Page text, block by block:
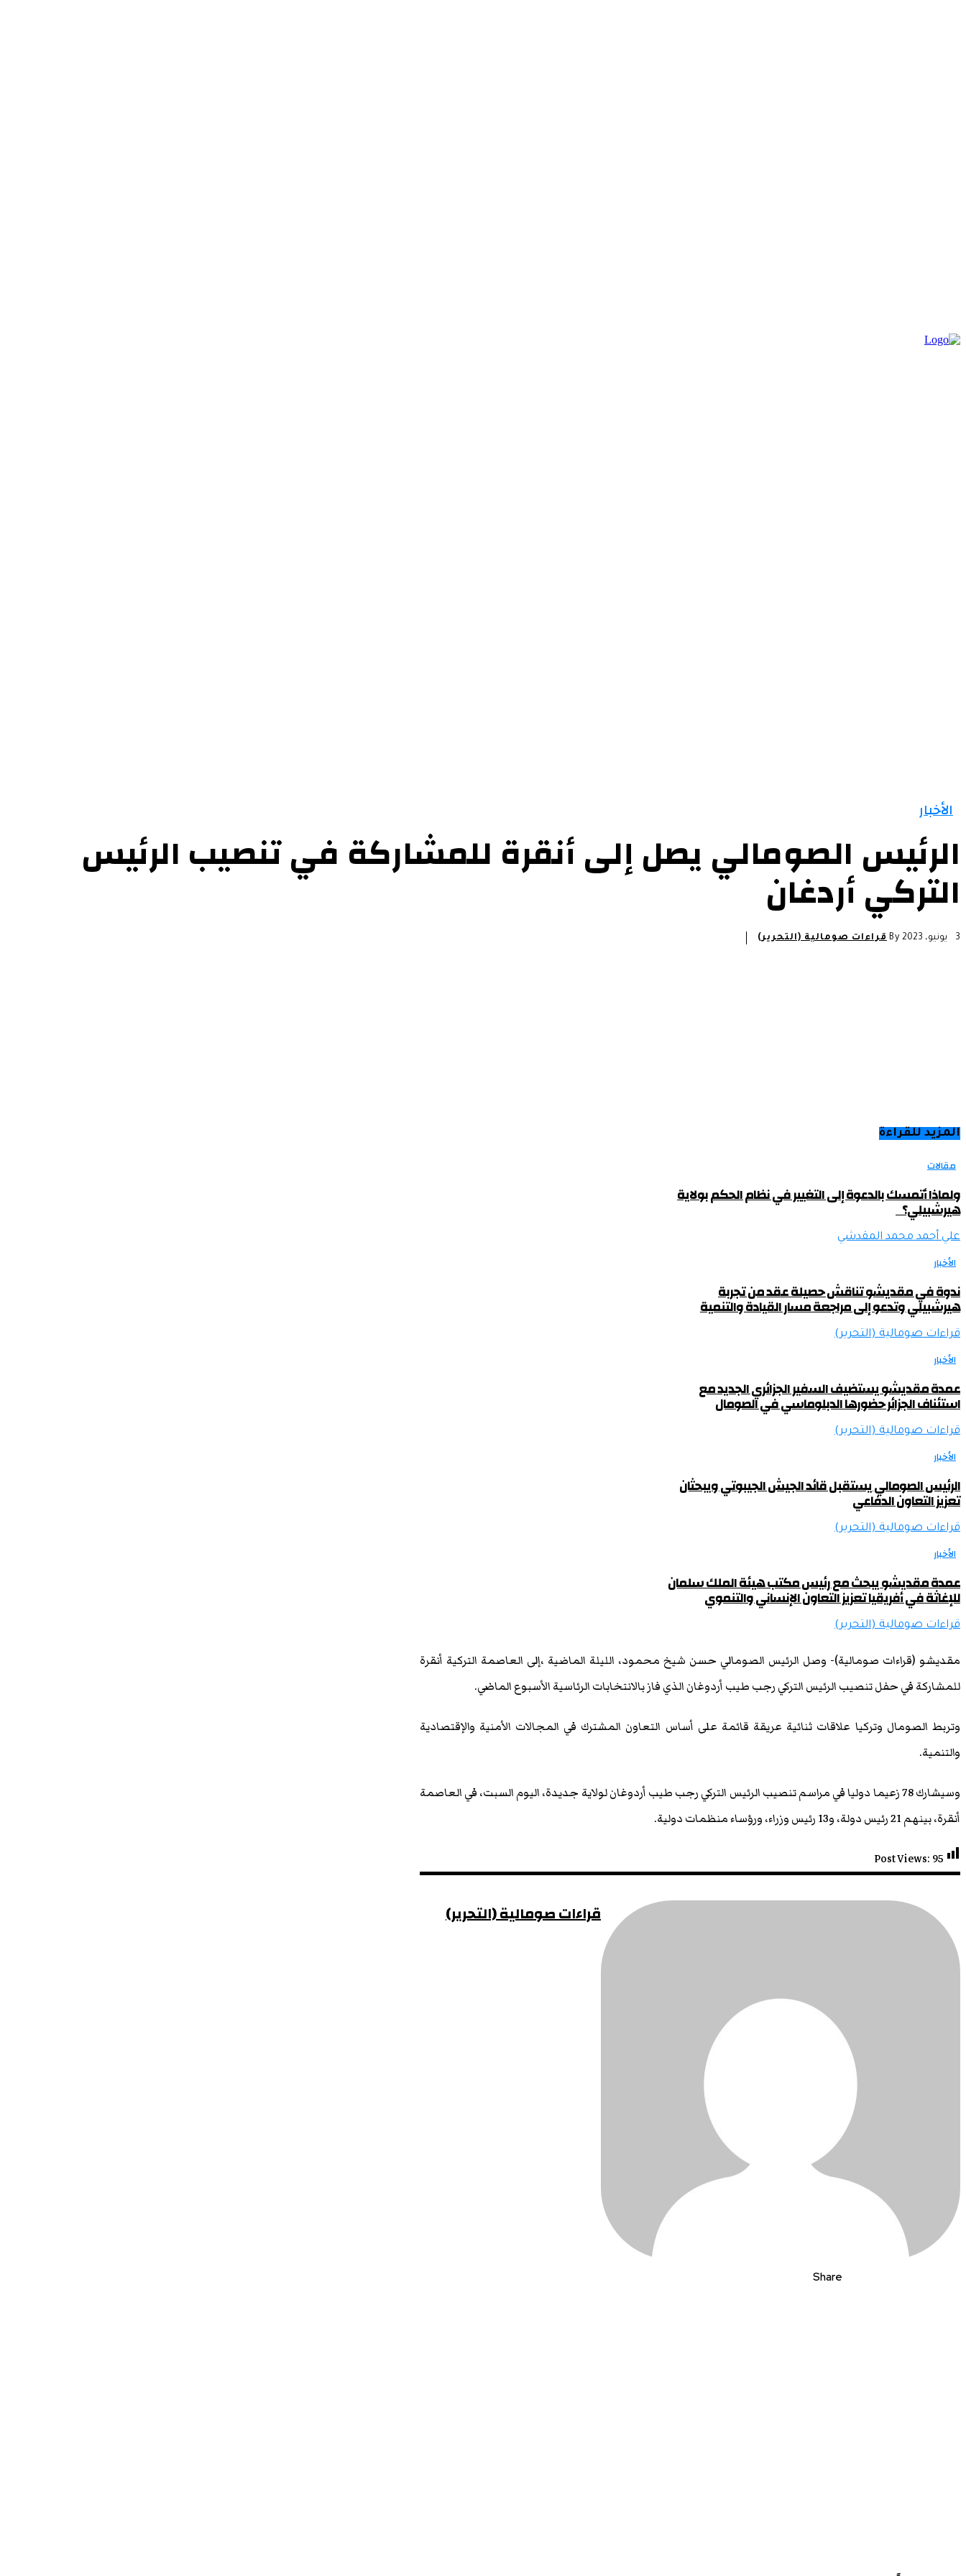
الأخبار
الرئيس الصومالي يصل إلى أنقرة للمشاركة في تنصيب الرئيس
التركي أردغان
3 يونيو، 2023 By قراءات صومالية (التحرير)
المزيد للقراءة
مقالات
ولماذا أتمسك بالدعوة إلى التغيير في نظام الحكم بولاية
هيرشبيلي؟
علي أحمد محمد المقدشي
الأخبار
ندوة في مقديشو تناقش حصيلة عقد من تجربة
هيرشبيلي وتدعو إلى مراجعة مسار القيادة والتنمية
قراءات صومالية (التحرير)
الأخبار
عمدة مقديشو يستضيف السفير الجزائري الجديد مع
استئناف الجزائر حضورها الدبلوماسي في الصومال
قراءات صومالية (التحرير)
الأخبار
الرئيس الصومالي يستقبل قائد الجيش الجيبوتي ويبحثان
تعزيز التعاون الدفاعي
قراءات صومالية (التحرير)
الأخبار
عمدة مقديشو يبحث مع رئيس مكتب هيئة الملك سلمان
للإغاثة في أفريقيا تعزيز التعاون الإنساني والتنموي
قراءات صومالية (التحرير)
مقديشو (قراءات صومالية)- وصل الرئيس الصومالي حسن شيخ محمود، الليلة الماضية ،إلى العاصمة التركية أنقرة
للمشاركة في حفل تنصيب الرئيس التركي رجب طيب أردوغان الذي فاز بالانتخابات الرئاسية الأسبوع الماضي.
وتربط الصومال وتركيا علاقات ثنائية عريقة قائمة على أساس التعاون المشترك في المجالات الأمنية والإقتصادية
والتنمية.
وسيشارك 78 زعيما دوليا في مراسم تنصيب الرئيس التركي رجب طيب أردوغان لولاية جديدة، اليوم السبت، في العاصمة
أنقرة، بينهم 21 رئيس دولة، و13 رئيس وزراء، ورؤساء منظمات دولية.
Post Views: 95
قراءات صومالية (التحرير)
Share